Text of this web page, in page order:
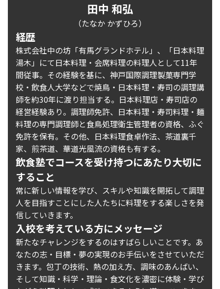
田中 和弘
（たなか かずひろ）
経歴
株式会社中の坊「有馬グランドホテル」、「日本料理
湯木」にて日本料理・会席料理の料理人として11年
間従事。その経験を基に、神戸国際調理製菓専門学
校・飲食人大学などで焼鳥・日本料理・寿司の調理講
師を約30年に渡り担当する。日本料理店・寿司店の
経営経験あり。調理師免許、日本料理・寿司料理・麺
料理の専門調理師と食鳥処理衛生管理者の資格、ふぐ
免許を保有。その他、日本料理食卓作法、茶道裏千
家、煎茶道、華道光風流の資格も有する。
飲食塾でコースを受け持つにあたり大切に
すること
常に新しい情報を学び、スキルや知識を開拓して調理
人を目指すことにした人たちに料理をする楽しさを発
信していきます。
入校を考えている方にメッセージ
新たなチャレンジをするのはすばらしいことです。あ
なたの志・目標・夢の実現のお手伝いをさせていただ
きます。包丁の技術、熱の加え方、調味のあんばい、
そして知識・科学・理論・食文化を濃密に体験・学び